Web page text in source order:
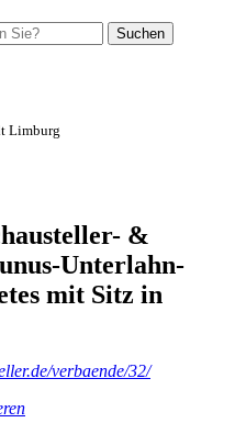
Suchen
Limburg
&
Unterlahn-
mit Sitz in
verbaende/32/